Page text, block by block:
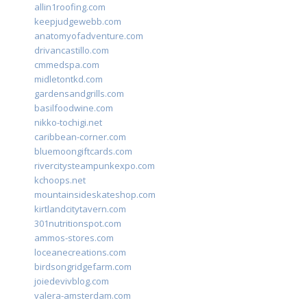
allin1roofing.com
keepjudgewebb.com
anatomyofadventure.com
drivancastillo.com
cmmedspa.com
midletontkd.com
gardensandgrills.com
basilfoodwine.com
nikko-tochigi.net
caribbean-corner.com
bluemoongiftcards.com
rivercitysteampunkexpo.com
kchoops.net
mountainsideskateshop.com
kirtlandcitytavern.com
301nutritionspot.com
ammos-stores.com
loceanecreations.com
birdsongridgefarm.com
joiedevivblog.com
valera-amsterdam.com